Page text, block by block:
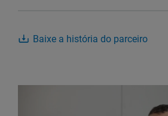
Baixe a história do parceiro